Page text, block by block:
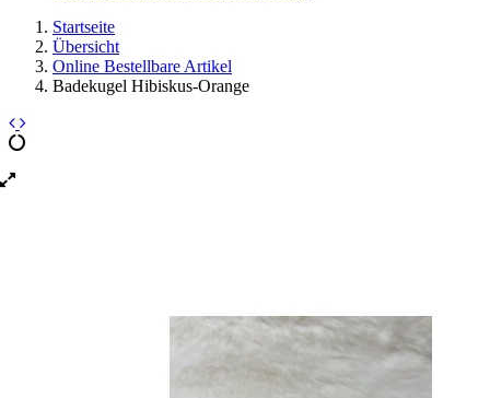
Startseite
Übersicht
Online Bestellbare Artikel
Badekugel Hibiskus-Orange